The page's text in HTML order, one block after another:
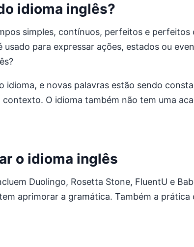
idioma inglês?
simples, contínuos, perfeitos e
para expressar ações, estados ou
idioma, e novas palavras estão sendo
O idioma também não tem uma
o idioma inglês
Duolingo, Rosetta Stone, FluentU e
aprimorar a gramática. Também a